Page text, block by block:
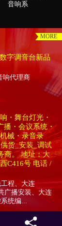
音响系
MORE
字调音台新品
响代理商
・舞台灯光・
播・会议系统・
械・录音录
货_安装_调试
商。 地址：大
C416号 电话 /
程、大连
广播安装、大连
统编...